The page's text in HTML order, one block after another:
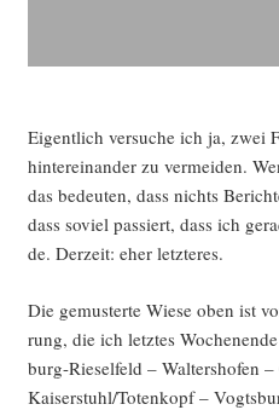
Eigent­lich ver­su­che ich ja, zwei
hin­ter­ein­an­der zu ver­mei­den.
das bedeu­ten, dass nichts
dass soviel pas­siert, dass ich
de. Der­zeit: eher letzteres.
Die gemus­ter­te Wie­se oben ist
rung, die ich letz­tes
burg-Rie­sel­feld – Wal­ters­ho­fen
Kaiserstuhl/Totenkopf –